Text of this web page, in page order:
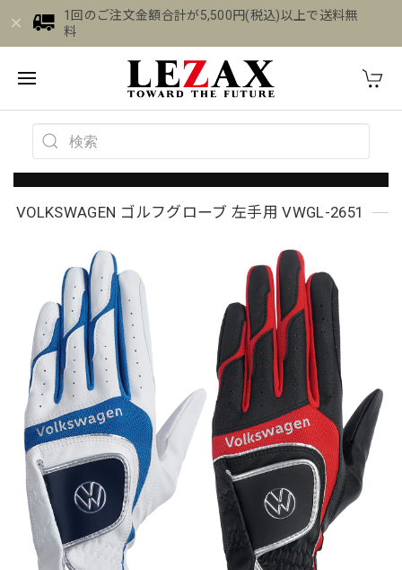
1回のご注文金額合計が5,500円(税込)以上で送料無
料
VOLKSWAGEN ゴルフグローブ 左手用 VWGL-2651